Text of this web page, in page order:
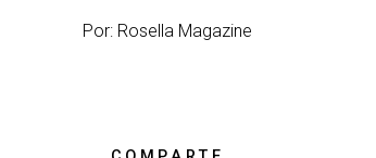
Por: Rosella Magazine